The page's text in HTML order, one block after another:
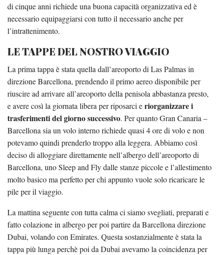
di cinque anni richiede una buona capacità organizzativa ed è
necessario equipaggiarsi con tutto il necessario anche per
l’intrattenimento.
LE TAPPE DEL NOSTRO VIAGGIO
La prima tappa è stata quella dall’areoporto di Las Palmas in
direzione Barcellona, prendendo il primo aereo disponibile per
riuscire ad arrivare all’areoporto della penisola abbastanza presto,
e avere così la giornata libera per riposarci eriorganizzare i
trasferimenti del giorno successivo. Per quanto Gran Canaria –
Barcellona sia un volo interno richiede quasi 4 ore di volo e non
potevamo quindi prenderlo troppo alla leggera. Abbiamo così
deciso di alloggiare direttamente nell’albergo dell’areoporto di
Barcellona, uno Sleep and Fly dalle stanze piccole e l’allestimento
molto basico ma perfetto per chi appunto vuole solo ricaricare le
pile per il viaggio.
La mattina seguente con tutta calma ci siamo svegliati, preparati e
fatto colazione in albergo per poi partire da Barcellona direzione
Dubai, volando con Emirates. Questa sostanzialmente è stata la
tappa più lunga perchè poi da Dubai avevamo la coincidenza per